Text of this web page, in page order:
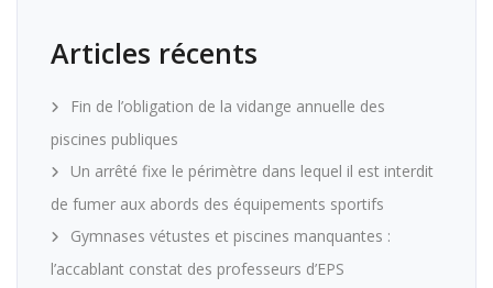
Articles récents
Fin de l’obligation de la vidange annuelle des
piscines publiques
Un arrêté fixe le périmètre dans lequel il est interdit
de fumer aux abords des équipements sportifs
Gymnases vétustes et piscines manquantes :
l’accablant constat des professeurs d’EPS